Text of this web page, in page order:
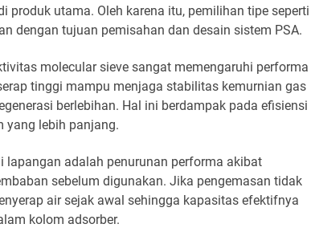
produk utama. Oleh karena itu, pemilihan tipe seperti
dengan tujuan pemisahan dan desain sistem PSA.
molecular sieve sangat memengaruhi performa
tinggi mampu menjaga stabilitas kemurnian gas
berlebihan. Hal ini berdampak pada efisiensi
yang lebih panjang.
lapangan adalah penurunan performa akibat
sebelum digunakan. Jika pengemasan tidak
air sejak awal sehingga kapasitas efektifnya
kolom adsorber.